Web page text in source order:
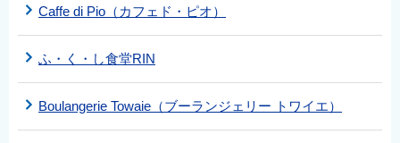
Caffe di Pio（カフェド・ピオ）
ふ・く・し食堂RIN
Boulangerie Towaie（ブーランジェリー トワイエ）